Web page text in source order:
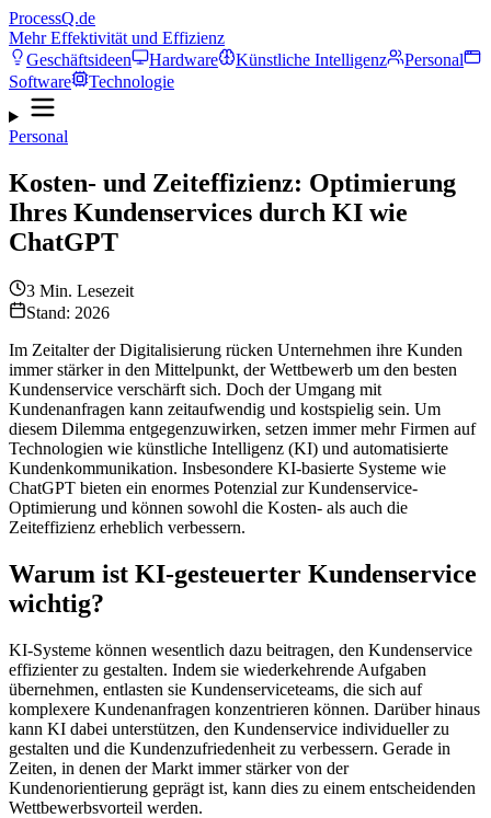
ProcessQ.de
Mehr Effektivität und Effizienz
Geschäftsideen
Hardware Künstliche Intelligenz
Personal
Software
Technologie
Personal
Kosten- und Zeiteffizienz: Optimierung
Ihres Kundenservices durch KI wie
ChatGPT
3 Min. Lesezeit
Stand: 2026
Im Zeitalter der Digitalisierung rücken Unternehmen ihre Kunden
immer stärker in den Mittelpunkt, der Wettbewerb um den besten
Kundenservice verschärft sich. Doch der Umgang mit
Kundenanfragen kann zeitaufwendig und kostspielig sein. Um
diesem Dilemma entgegenzuwirken, setzen immer mehr Firmen auf
Technologien wie künstliche Intelligenz (KI) und automatisierte
Kundenkommunikation. Insbesondere KI-basierte Systeme wie
ChatGPT bieten ein enormes Potenzial zur Kundenservice-
Optimierung und können sowohl die Kosten- als auch die
Zeiteffizienz erheblich verbessern.
Warum ist KI-gesteuerter Kundenservice
wichtig?
KI-Systeme können wesentlich dazu beitragen, den Kundenservice
effizienter zu gestalten. Indem sie wiederkehrende Aufgaben
übernehmen, entlasten sie Kundenserviceteams, die sich auf
komplexere Kundenanfragen konzentrieren können. Darüber hinaus
kann KI dabei unterstützen, den Kundenservice individueller zu
gestalten und die Kundenzufriedenheit zu verbessern. Gerade in
Zeiten, in denen der Markt immer stärker von der
Kundenorientierung geprägt ist, kann dies zu einem entscheidenden
Wettbewerbsvorteil werden.